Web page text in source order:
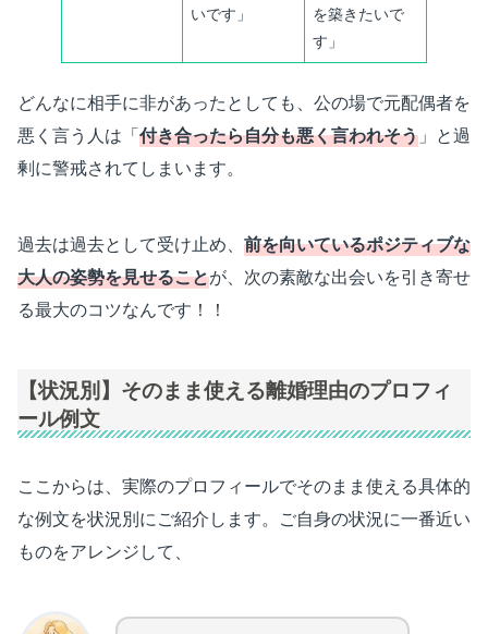
いです」
を築きたいで
す」
どんなに相手に非があったとしても、公の場で元配偶者を
悪く言う人は「付き合ったら自分も悪く言われそう 」と過
剰に警戒されてしまいます。
過去は過去として受け止め、 前を向いているポジティブな
大人の姿勢を見せることが、次の素敵な出会いを引き寄せ
る最大のコツなんです！！
【状況別】そのまま使える離婚理由のプロフィ
ール例文
ここからは、実際のプロフィールでそのまま使える具体的
な例文を状況別にご紹介します。ご自身の状況に一番近い
ものをアレンジして、